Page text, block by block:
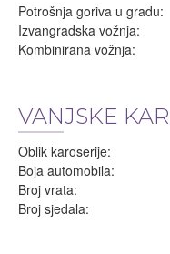
Potrošnja goriva u gradu:
Izvangradska vožnja:
Kombinirana vožnja:
VANJSKE
Oblik karoserije:
Boja automobila:
Broj vrata:
Broj sjedala: